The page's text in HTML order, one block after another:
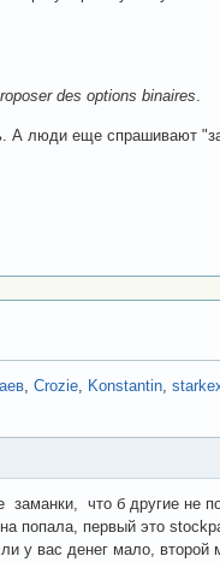
des options binaires
А люди еще спрашивают
, Crozie, Konstantin,
что б другие не
попала, первый это
у вас денег мало, второй